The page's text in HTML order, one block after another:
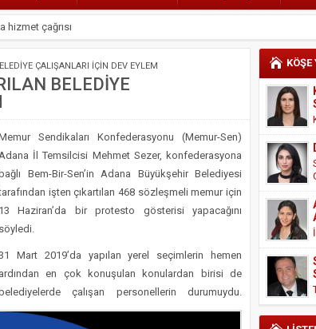
hizmet çağrısı
Başkanı Şefik Arslan
TARİH YAZIYORLAR
PAMUK HASADINA BAŞLANDI
Cennet Çelik
ÇALIŞANLARI İÇİN DEV EYLEM
BELEDİYE
Sendikaları Konfederasyonu (Memur-Sen)
İl Temsilcisi Mehmet Sezer, konfederasyona
bağlı Bem-Bir-Sen’in Adana Büyükşehir Belediyesi
işten çıkartılan 468 sözleşmeli memur için
13 Haziran’da bir protesto gösterisi yapacağını
söyledi.
Mart 2019’da yapılan yerel seçimlerin hemen
ardından en çok konuşulan konulardan birisi de
belediyelerde çalışan personellerin durumuydu.